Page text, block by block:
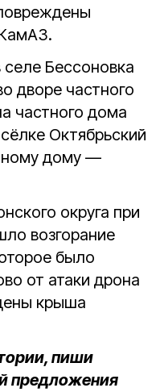
селе Бессоновка
дворе частного
частного дома
Октябрьский
дому —
округа при
возгорание
было
от атаки дрона
крыша
пиши
предложения